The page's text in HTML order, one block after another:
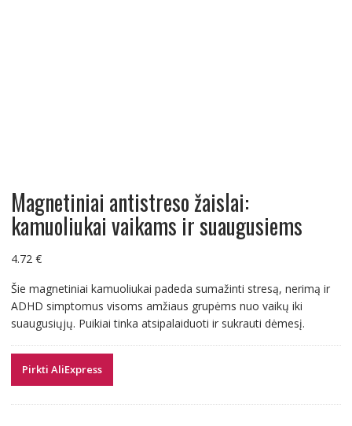
Magnetiniai antistreso žaislai:
kamuoliukai vaikams ir suaugusiems
4.72 €
Šie magnetiniai kamuoliukai padeda sumažinti stresą, nerimą ir
ADHD simptomus visoms amžiaus grupėms nuo vaikų iki
suaugusiųjų. Puikiai tinka atsipalaiduoti ir sukrauti dėmesį.
Pirkti AliExpress